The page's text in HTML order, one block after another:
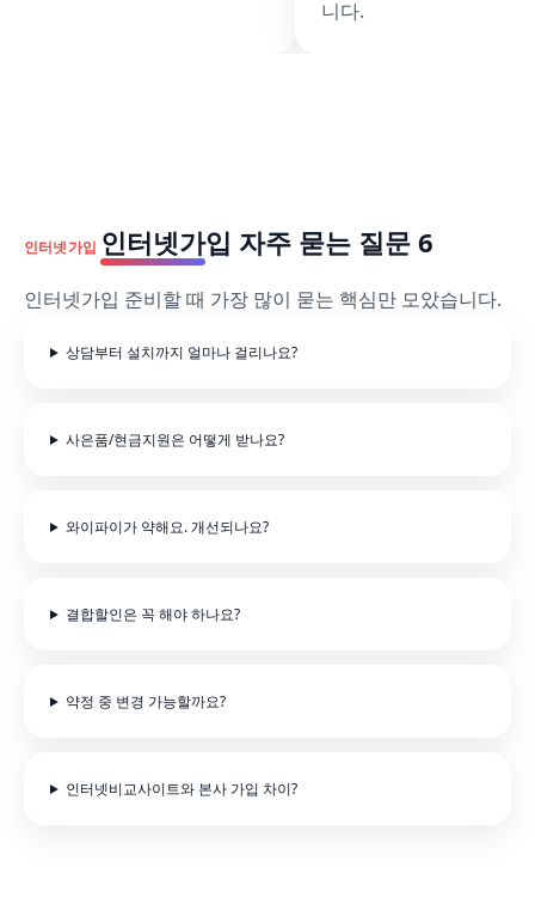
니다.
인터넷가입 인터넷가입 자주 묻는 질문 6
인터넷가입 준비할 때 가장 많이 묻는 핵심만 모았습니다.
상담부터 설치까지 얼마나 걸리나요?
사은품/현금지원은 어떻게 받나요?
와이파이가 약해요. 개선되나요?
결합할인은 꼭 해야 하나요?
약정 중 변경 가능할까요?
인터넷비교사이트와 본사 가입 차이?